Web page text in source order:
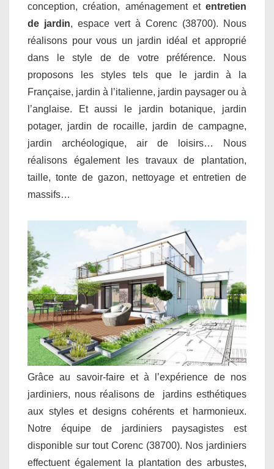
conception, création, aménagement et entretien
de jardin, espace vert à Corenc (38700). Nous
réalisons pour vous un jardin idéal et approprié
dans le style de de votre préférence. Nous
proposons les styles tels que le jardin à la
Française, jardin à l’italienne, jardin paysager ou à
l’anglaise. Et aussi le jardin botanique, jardin
potager, jardin de rocaille, jardin de campagne,
jardin archéologique, air de loisirs… Nous
réalisons également les travaux de plantation,
taille, tonte de gazon, nettoyage et entretien de
massifs…
Grâce au savoir-faire et à l’expérience de nos
jardiniers, nous réalisons de jardins esthétiques
aux styles et designs cohérents et harmonieux.
Notre équipe de jardiniers paysagistes est
disponible sur tout Corenc (38700). Nos jardiniers
effectuent également la plantation des arbustes,